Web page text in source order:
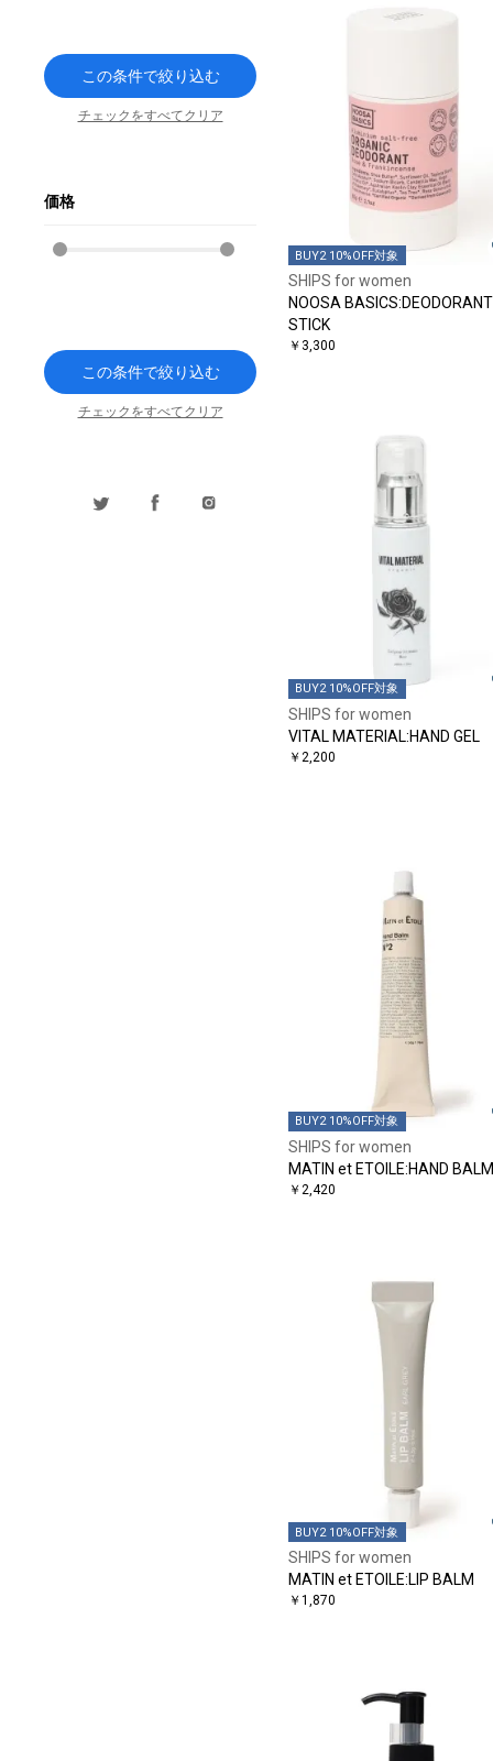
BUY2 10%OFF対象
SHIPS for women
NOOSA BASICS:DEODORANT
STICK
￥3,300
BUY2 10%OFF対象
SHIPS for women
VITAL MATERIAL:HAND GEL
￥2,200
BUY2 10%OFF対象
SHIPS for women
MATIN et ETOILE:HAND BALM
￥2,420
BUY2 10%OFF対象
SHIPS for women
MATIN et ETOILE:LIP BALM
￥1,870
この条件で絞り込む
チェックをすべてクリア
価格
この条件で絞り込む
チェックをすべてクリア